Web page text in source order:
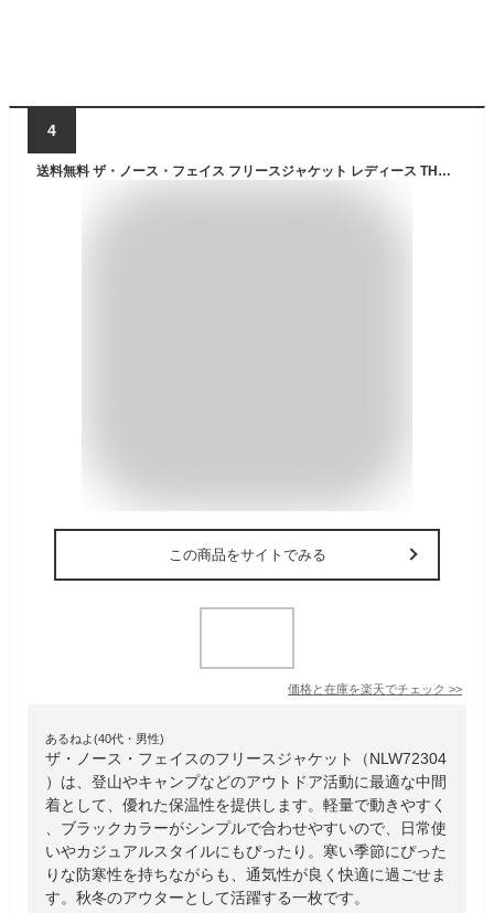
4
送料無料 ザ・ノース・フェイス フリースジャケット レディース THE NORTH FACE アウトドアウェア 中間 保温着 防寒 アウター レディースウェア 登山 キャンプ デイリー カジュアル 上着 ブラック 黒 秋 冬 ブランド アパレル 服/NLW72304
この商品をサイトでみる
価格と在庫を楽天でチェック >>
あるねよ(40代・男性)
ザ・ノース・フェイスのフリースジャケット（NLW72304
）は、登山やキャンプなどのアウトドア活動に最適な中間
着として、優れた保温性を提供します。軽量で動きやすく
、ブラックカラーがシンプルで合わせやすいので、日常使
いやカジュアルスタイルにもぴったり。寒い季節にぴった
りな防寒性を持ちながらも、通気性が良く快適に過ごせま
す。秋冬のアウターとして活躍する一枚です。